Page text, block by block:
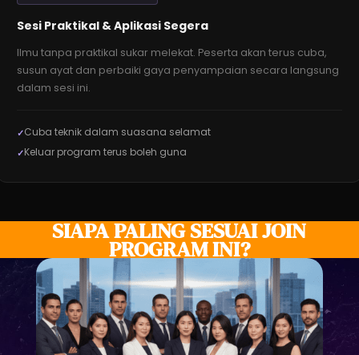
Sesi Praktikal & Aplikasi Segera
Ilmu tanpa praktikal sukar melekat. Peserta akan terus cuba,
susun ayat dan perbaiki gaya penyampaian secara langsung
dalam sesi ini.
Cuba teknik dalam suasana selamat
Keluar program terus boleh guna
SIAPA PALING SESUAI JOIN
PROGRAM INI?